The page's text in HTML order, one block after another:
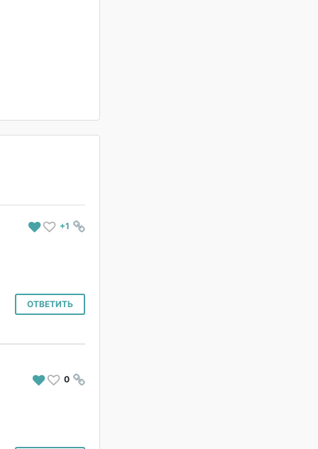
# +1
ОТВЕТИТЬ
# 0